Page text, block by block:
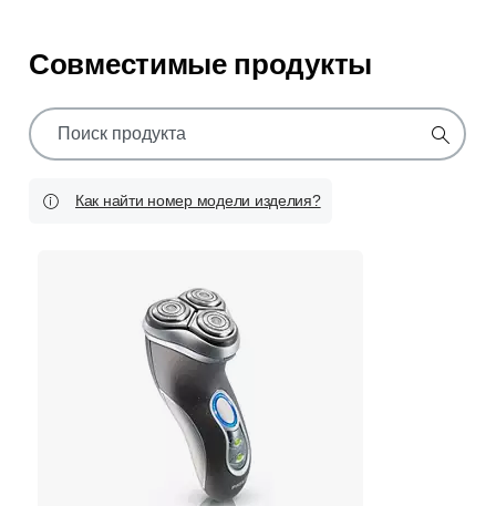
Совместимые продукты
значок
поддержки
поиска
Как найти номер модели изделия?